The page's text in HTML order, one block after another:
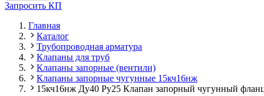
Запросить КП
Главная
Каталог
Трубопроводная арматура
Клапаны для труб
Клапаны запорные (вентили)
Клапаны запорные чугунные 15кч16нж
15кч16нж Ду40 Ру25 Клапан запорный чугунный